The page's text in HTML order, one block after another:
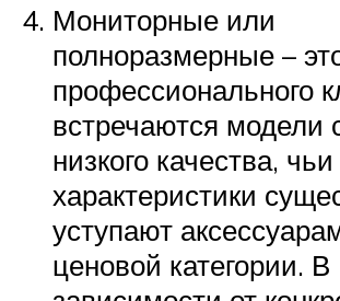
Мониторные или
полноразмерные –
профессионального
встречаются модели
низкого качества, чьи
характеристики
уступают
ценовой категории. В